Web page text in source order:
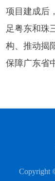
项目建成后
足粤东和珠
构、推动揭
保障广东省
Copyright